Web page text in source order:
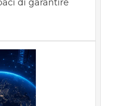
di garantire